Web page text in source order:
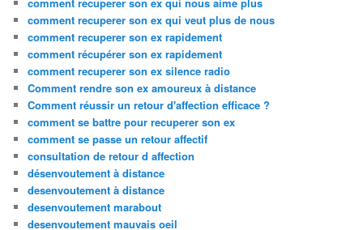
comment recuperer son ex qui veut plus de nous
comment recuperer son ex rapidement
comment récupérer son ex rapidement
comment recuperer son ex silence radio
Comment rendre son ex amoureux à distance
Comment réussir un retour d'affection efficace ?
comment se battre pour recuperer son ex
comment se passe un retour affectif
consultation de retour d affection
désenvoutement à distance
desenvoutement à distance
desenvoutement marabout
desenvoutement mauvais oeil